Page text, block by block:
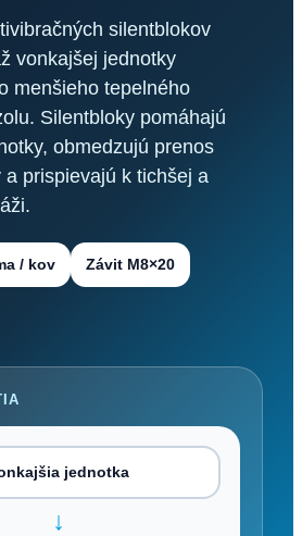
silentblokov
vonkajšej jednotky
menšieho tepelného
Silentbloky pomáhajú
obmedzujú prenos
prispievajú k tichšej a
/ kov Závit M8×20
jednotka
↓